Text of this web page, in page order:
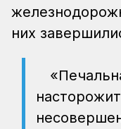
них